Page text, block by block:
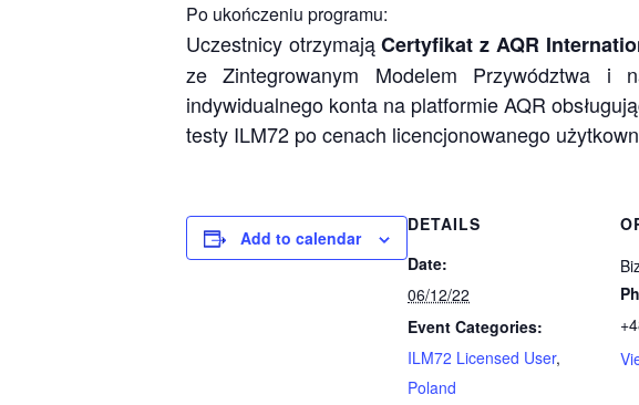
Po ukończeniu programu:
Uczestnicy otrzymająCertyfikat z AQR
ze Zintegrowanym Modelem Przywództwa i
indywidualnego konta na platformie AQR
testy ILM72 po cenach licencjonowanego
Add to calendar
DETAILS
Date:
06/12/22
Event Categories:
ILM72 Licensed User,
Poland